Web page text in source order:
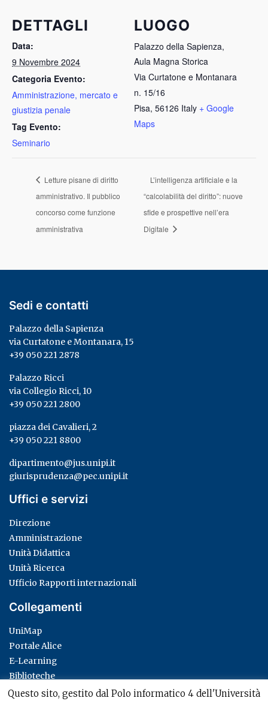
DETTAGLI
Data:
9 Novembre 2024
Categoria Evento:
Amministrazione, mercato e
giustizia penale
Tag Evento:
Seminario
LUOGO
Palazzo della Sapienza,
Aula Magna Storica
Via Curtatone e Montanara
n. 15/16
Pisa, 56126 Italy + Google
Maps
Letture pisane di diritto
amministrativo. Il pubblico
concorso come funzione
amministrativa
L’intelligenza artificiale e la
“calcolabilità del diritto”: nuove
sfide e prospettive nell’era
Digitale
Sedi e contatti
Palazzo della Sapienza
via Curtatone e Montanara, 15
+39 050 221 2878
Palazzo Ricci
via Collegio Ricci, 10
+39 050 221 2800
piazza dei Cavalieri, 2
+39 050 221 8800
dipartimento@jus.unipi.it
giurisprudenza@pec.unipi.it
Uffici e servizi
Direzione
Amministrazione
Unità Didattica
Unità Ricerca
Ufficio Rapporti internazionali
Collegamenti
UniMap
Portale Alice
E-Learning
Biblioteche
Privacy Policy
Questo sito, gestito dal Polo informatico 4 dell'Università